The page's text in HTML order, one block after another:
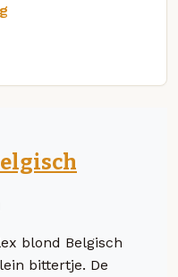
blond Belgisch
bittertje. De